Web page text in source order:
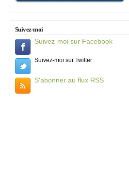
Suivez-moi
Suivez-moi sur Facebook
Suivez-moi sur Twitter
S'abonner au flux RSS